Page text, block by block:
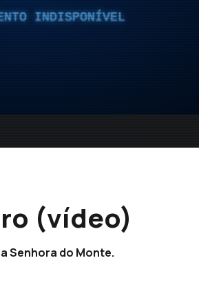
INDISPONÍVEL
(vídeo)
Senhora do Monte.